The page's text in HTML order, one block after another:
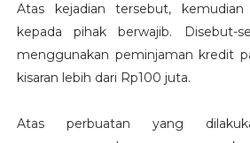
Atas kejadian tersebut, kemudian
kepada pihak berwajib. Disebut-
menggunakan peminjaman kredit
kisaran lebih dari Rp100 juta.
Atas perbuatan yang